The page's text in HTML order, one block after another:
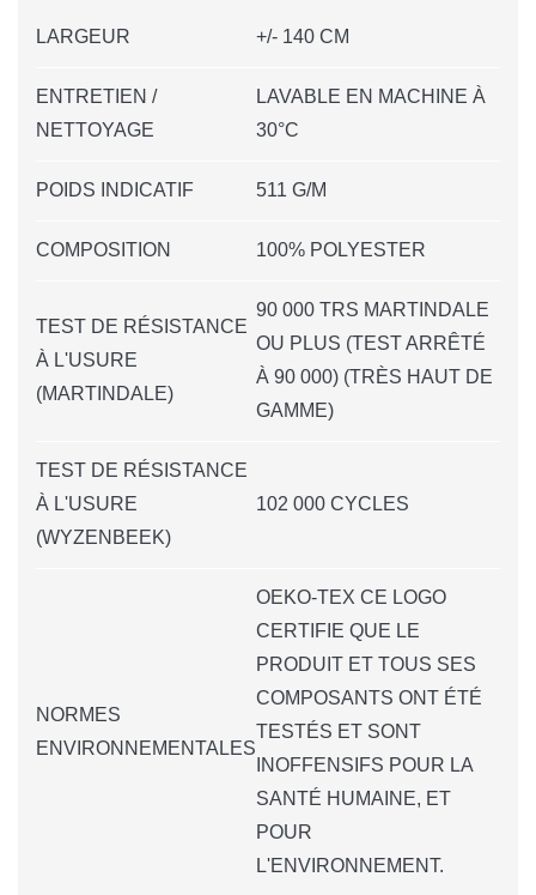
LARGEUR +/- 140 CM
ENTRETIEN /
NETTOYAGE
LAVABLE EN MACHINE À
30°C
POIDS INDICATIF 511 G/M
COMPOSITION 100% POLYESTER
TEST DE RÉSISTANCE
À L'USURE
(MARTINDALE)
90 000 TRS MARTINDALE
OU PLUS (TEST ARRÊTÉ
À 90 000) (TRÈS HAUT DE
GAMME)
TEST DE RÉSISTANCE
À L'USURE
(WYZENBEEK)
102 000 CYCLES
NORMES
ENVIRONNEMENTALES
OEKO-TEX CE LOGO
CERTIFIE QUE LE
PRODUIT ET TOUS SES
COMPOSANTS ONT ÉTÉ
TESTÉS ET SONT
INOFFENSIFS POUR LA
SANTÉ HUMAINE, ET
POUR
L'ENVIRONNEMENT.